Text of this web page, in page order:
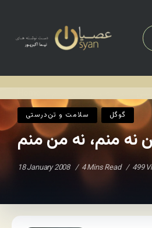
سلامت و تن‌درستی گوگل
نه منم، نه من منم
18 January 2008 4 Mins Read 499